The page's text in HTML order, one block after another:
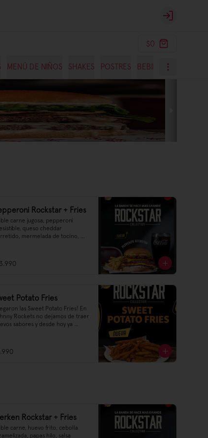
Login
$0
MENÚ DE NIÑOS SHAKES POSTRES BEBIDAS
Rockstar + Fries
carne jugosa, pepperoni
queso cheddar
mermelada de tocino,
🧀🔥
Potato Fries
las Sweet Potato Fries! En
Rockets no dejamos de traer
sabores y desde hoy ya
perder, ¡te recomendamos
con un agregado de salsa
Rockstar + Fries
carne, huevo frito, cebolla
papas hilo, salsa